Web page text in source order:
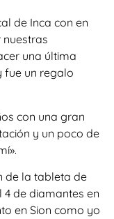
de Inca con en
una última
fue un regalo
con una gran
y un poco de
de la tableta de
de diamantes en
en Sion como yo